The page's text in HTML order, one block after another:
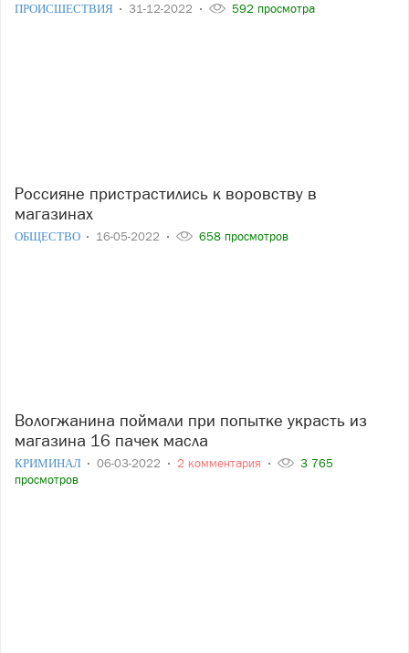
ПРОИСШЕСТВИЯ 31-12-2022 592 просмотра
Россияне пристрастились к воровству в
магазинах
ОБЩЕСТВО 16-05-2022 658 просмотров
Вологжанина поймали при попытке украсть из
магазина 16 пачек масла
КРИМИНАЛ 06-03-2022 2 комментария
3 765
просмотров